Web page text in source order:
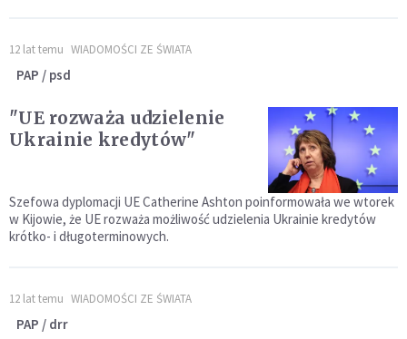
12 lat temu WIADOMOŚCI ZE ŚWIATA
PAP / psd
"UE rozważa udzielenie
Ukrainie kredytów"
Szefowa dyplomacji UE Catherine Ashton poinformowała we wtorek
w Kijowie, że UE rozważa możliwość udzielenia Ukrainie kredytów
krótko- i długoterminowych.
12 lat temu WIADOMOŚCI ZE ŚWIATA
PAP / drr